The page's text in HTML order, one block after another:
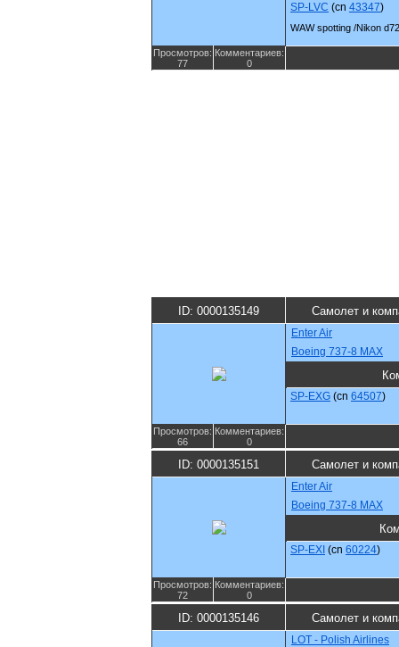
SP-LVC (cn 43347)
WAW spotting /Nikon
Просмотров:
77
Комментариев:
0
ID: 0000135149 Самолет и
Enter Air
Boeing 737-8 MAX
SP-EXG (cn 64507)
Просмотров:
66
Комментариев:
0
ID: 0000135151 Самолет и
Enter Air
Boeing 737-8 MAX
SP-EXI (cn 60224)
Просмотров:
72
Комментариев:
0
ID: 0000135146 Самолет и
LOT - Polish Airlines